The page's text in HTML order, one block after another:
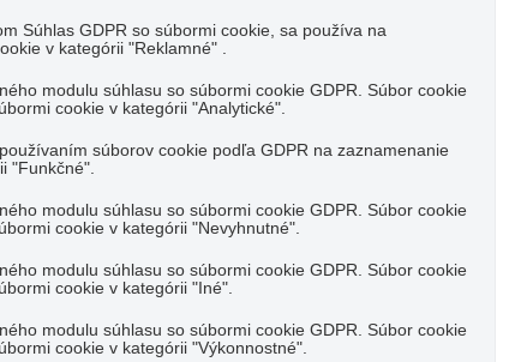
Súhlas GDPR so súbormi cookie, sa používa na
v kategórii "Reklamné" .
modulu súhlasu so súbormi cookie GDPR. Súbor cookie
cookie v kategórii "Analytické".
súborov cookie podľa GDPR na zaznamenanie
"Funkčné".
modulu súhlasu so súbormi cookie GDPR. Súbor cookie
cookie v kategórii "Nevyhnutné".
modulu súhlasu so súbormi cookie GDPR. Súbor cookie
cookie v kategórii "Iné".
modulu súhlasu so súbormi cookie GDPR. Súbor cookie
cookie v kategórii "Výkonnostné".